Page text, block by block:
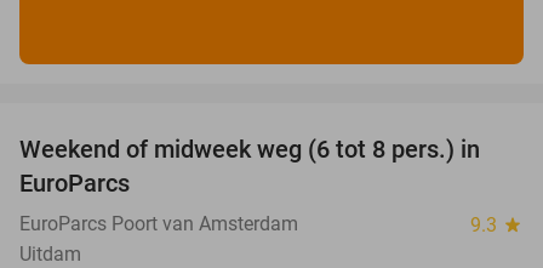
44%
Weekend of midweek weg (6 tot 8 pers.) in
EuroParcs
EuroParcs Poort van Amsterdam 9.3 star
Uitdam